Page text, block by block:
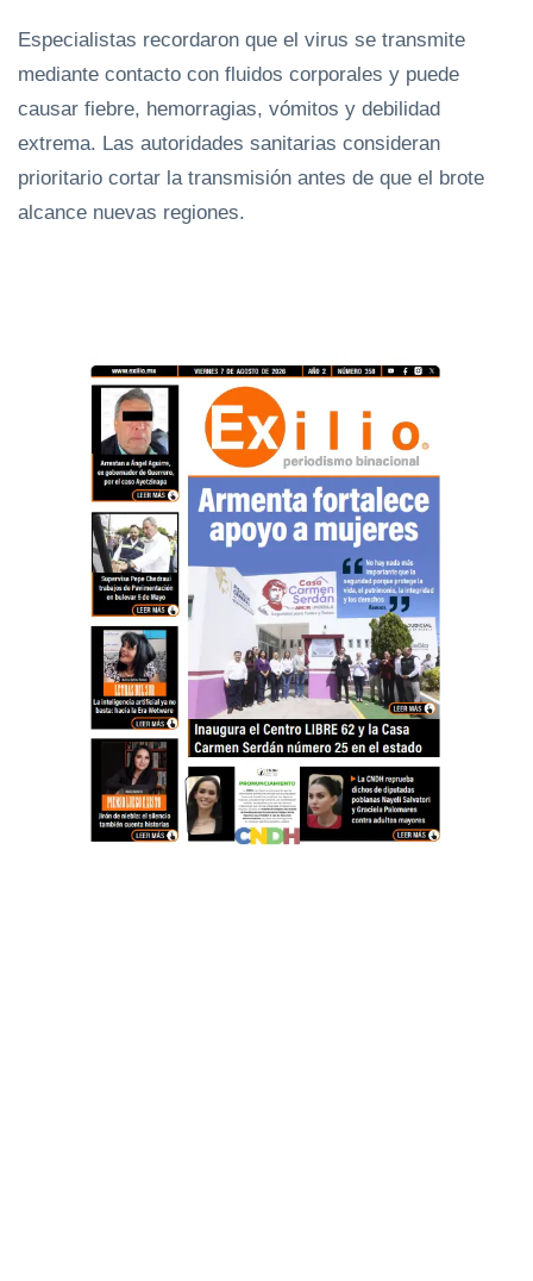
Especialistas recordaron que el virus se transmite
mediante contacto con fluidos corporales y puede
causar fiebre, hemorragias, vómitos y debilidad
extrema. Las autoridades sanitarias consideran
prioritario cortar la transmisión antes de que el brote
alcance nuevas regiones.